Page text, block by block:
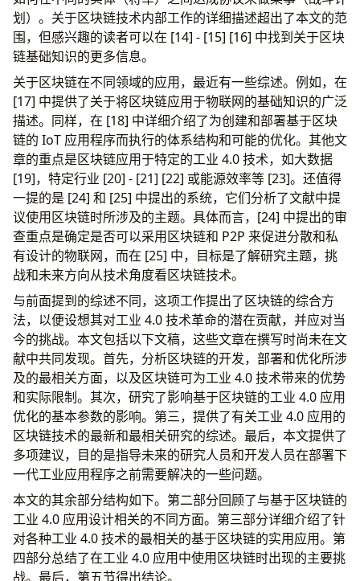
划）。关于区块链技术内部工作的详细描述超出了本文的范
围，但感兴趣的读者可以在 [14] - [15] [16] 中找到关于区块
链基础知识的更多信息。
关于区块链在不同领域的应用，最近有一些综述。例如，在
[17] 中提供了关于将区块链应用于物联网的基础知识的广泛
描述。同样，在 [18] 中详细介绍了为创建和部署基于区块
链的 IoT 应用程序而执行的体系结构和可能的优化。其他文
章的重点是区块链应用于特定的工业 4.0 技术，如大数据
[19]，特定行业 [20] - [21] [22] 或能源效率等 [23]。还值得
一提的是 [24] 和 [25] 中提出的系统，它们分析了文献中提
议使用区块链时所涉及的主题。具体而言，[24] 中提出的审
查重点是确定是否可以采用区块链和 P2P 来促进分散和私
有设计的物联网，而在 [25] 中，目标是了解研究主题，挑
战和未来方向从技术角度看区块链技术。
与前面提到的综述不同，这项工作提出了区块链的综合方
法，以便设想其对工业 4.0 技术革命的潜在贡献，并应对当
今的挑战。本文包括以下文稿，这些文章在撰写时尚未在文
献中共同发现。首先，分析区块链的开发，部署和优化所涉
及的最相关方面，以及区块链可为工业 4.0 技术带来的优势
和实际限制。其次，研究了影响基于区块链的工业 4.0 应用
优化的基本参数的影响。第三，提供了有关工业 4.0 应用的
区块链技术的最新和最相关研究的综述。最后，本文提供了
多项建议，目的是指导未来的研究人员和开发人员在部署下
一代工业应用程序之前需要解决的一些问题。
本文的其余部分结构如下。第二部分回顾了与基于区块链的
工业 4.0 应用设计相关的不同方面。第三部分详细介绍了针
对各种工业 4.0 技术的最相关的基于区块链的实用应用。第
四部分总结了在工业 4.0 应用中使用区块链时出现的主要挑
战。最后，第五节得出结论。